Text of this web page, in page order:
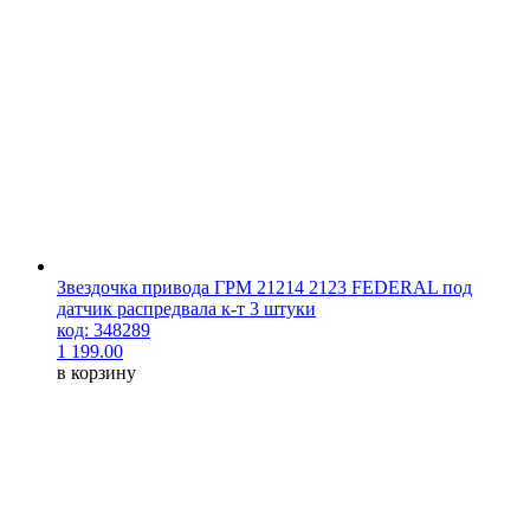
Звездочка привода ГРМ 21214 2123 FEDERAL под
датчик распредвала к-т 3 штуки
код: 348289
1 199.00
в корзину